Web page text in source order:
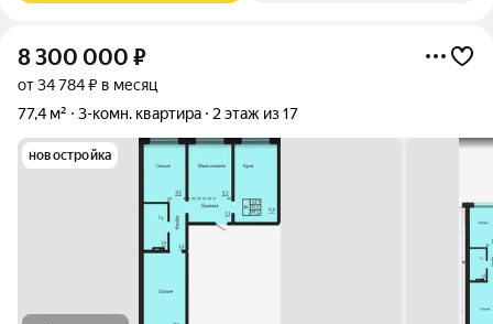
8 300 000 ₽
от 34 784 ₽ в месяц
77,4 м²
3-комн. квартира 2 этаж из 17
новостройка